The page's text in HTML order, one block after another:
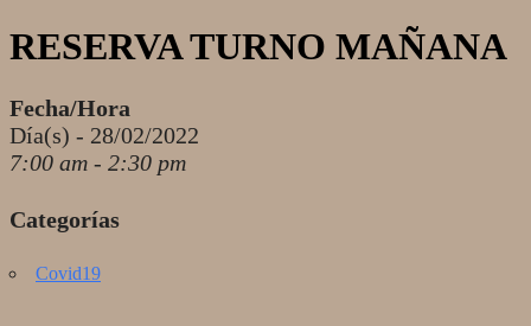
RESERVA TURNO MAÑANA
Fecha/Hora
Día(s) - 28/02/2022
7:00 am - 2:30 pm
Categorías
Covid19